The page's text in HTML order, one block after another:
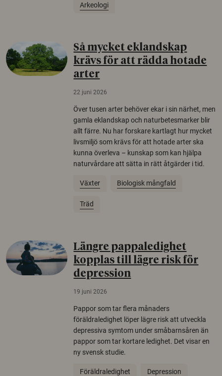
Arkeologi
Så mycket eklandskap
krävs för att rädda hotade
arter
22 juni 2026
Över tusen arter behöver ekar i sin närhet, men
gamla eklandskap och naturbetesmarker blir
allt färre. Nu har forskare kartlagt hur mycket
livsmiljö som krävs för att hotade arter ska
kunna överleva – kunskap som kan hjälpa
naturvårdare att sätta in rätt åtgärder i tid.
Växter Biologisk mångfald
Träd
Längre pappaledighet
kopplas till lägre risk för
depression
19 juni 2026
Pappor som tar flera månaders
föräldraledighet löper lägre risk att utveckla
depressiva symtom under småbarnsåren än
pappor som tar kortare ledighet. Det visar en
ny svensk studie.
Föräldraledighet Depression